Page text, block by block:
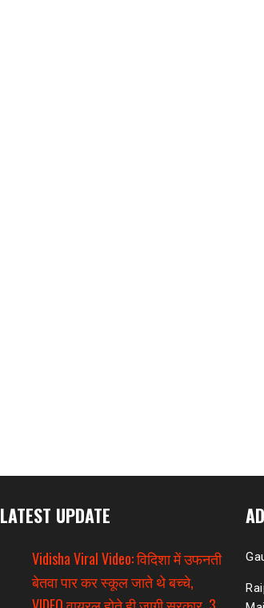
LATEST UPDATE
Vidisha Viral Video: विदिशा में उफनती
बेतवा पार कर स्कूल जाते थे बच्चे,